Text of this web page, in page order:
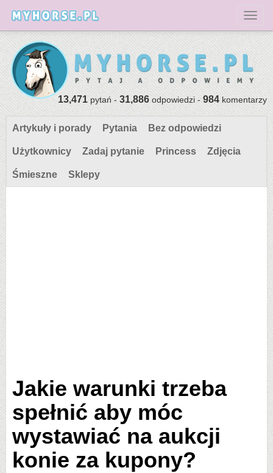
13,471pytań -31,886odpowiedzi -984komentarzy
Artykuły i porady Pytania Bez odpowiedzi
Użytkownicy Zadaj pytanie Princess Zdjęcia
Śmieszne Sklepy
Jakie warunki trzeba
spełnić aby móc
wystawiać na aukcji
konie za kupony?